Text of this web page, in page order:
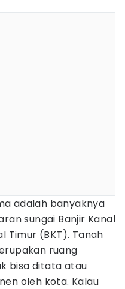
adalah banyaknya
sungai Banjir Kanal
Timur (BKT). Tanah
ruang
bisa ditata atau
oleh kota. Kalau